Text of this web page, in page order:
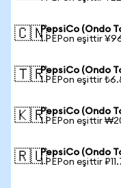
🇨🇳PepsiCo (Ondo
1 PEPon eşittir
🇹🇷PepsiCo (Ondo
1 PEPon eşittir
🇰🇷PepsiCo (Ondo
1 PEPon eşittir
🇷🇺PepsiCo (Ondo
1 PEPon eşittir